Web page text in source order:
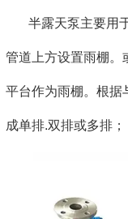
半露天泵主要用
管道上方设置雨棚。
平台作为雨棚。根据
成单排.双排或多排；